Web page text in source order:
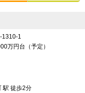
1310-1
万円台（予定）
駅 徒歩2分